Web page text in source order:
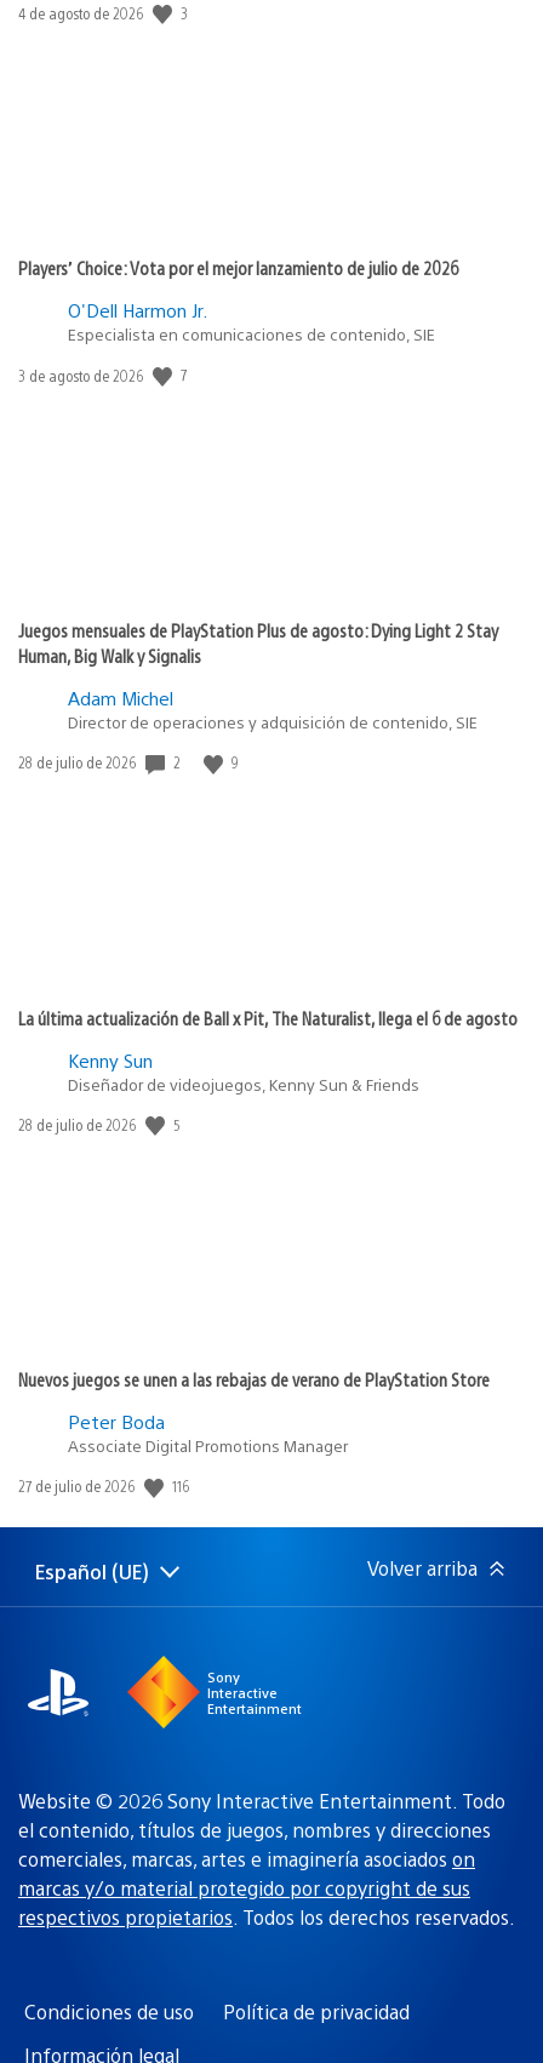
Fecha
4 de agosto de 2026 3
Players’ Choice: Vota por el mejor lanzamiento de julio de 2026
O'Dell Harmon Jr.
Especialista en comunicaciones de contenido, SIE
Fecha
3 de agosto de 2026 7
Juegos mensuales de PlayStation Plus de agosto: Dying Light 2 Stay
Human, Big Walk y Signalis
Adam Michel
Director de operaciones y adquisición de contenido, SIE
Fecha
28 de julio de 2026 2 9
La última actualización de Ball x Pit, The Naturalist, llega el 6 de agosto
Kenny Sun
Diseñador de videojuegos, Kenny Sun & Friends
Fecha
28 de julio de 2026 5
Nuevos juegos se unen a las rebajas de verano de PlayStation Store
Peter Boda
Associate Digital Promotions Manager
Fecha
publicación:
27 de julio de 2026 116
Selecciona
Región
Español (UE) Volver arriba
Sony
Interactive
Entertainment
Website © 2026 Sony Interactive Entertainment. Todo
el contenido, títulos de juegos, nombres y direcciones
comerciales, marcas, artes e imaginería asociados on
marcas y/o material protegido por copyright de sus
respectivos propietarios. Todos los derechos reservados.
Condiciones de uso
Política de privacidad
Información legal